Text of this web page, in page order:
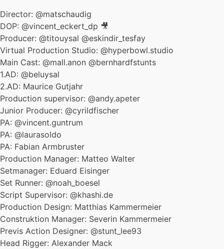
Director: @matschaudig
DOP: @vincent_eckert_dp 🎥
Producer: @titouysal @eskindir_tesfay
Virtual Production Studio: @hyperbowl.studio
Main Cast: @mall.anon @bernhardfstunts
1.AD: @beluysal
2.AD: Maurice Gutjahr
Production supervisor: @andy.apeter
Junior Producer: @cyrildfischer
PA: @vincent.guntrum
PA: @laurasoldo
PA: Fabian Armbruster
Production Manager: Matteo Walter
Setmanager: Eduard Eisinger
Set Runner: @noah_boesel
Script Supervisor: @khashi.de
Production Design: Matthias Kammermeier
Construktion Manager: Severin Kammermeier
Previs Action Designer: @stunt_lee93
Head Rigger: Alexander Mack